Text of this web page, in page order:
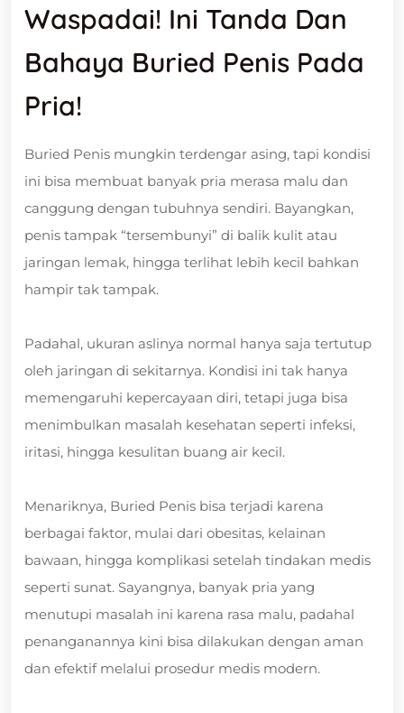
Waspadai! Ini Tanda Dan
Bahaya Buried Penis Pada
Pria!
Buried Penis mungkin terdengar asing, tapi kondisi
ini bisa membuat banyak pria merasa malu dan
canggung dengan tubuhnya sendiri. Bayangkan,
penis tampak “tersembunyi” di balik kulit atau
jaringan lemak, hingga terlihat lebih kecil bahkan
hampir tak tampak.
Padahal, ukuran aslinya normal hanya saja tertutup
oleh jaringan di sekitarnya. Kondisi ini tak hanya
memengaruhi kepercayaan diri, tetapi juga bisa
menimbulkan masalah kesehatan seperti infeksi,
iritasi, hingga kesulitan buang air kecil.
Menariknya, Buried Penis bisa terjadi karena
berbagai faktor, mulai dari obesitas, kelainan
bawaan, hingga komplikasi setelah tindakan medis
seperti sunat. Sayangnya, banyak pria yang
menutupi masalah ini karena rasa malu, padahal
penanganannya kini bisa dilakukan dengan aman
dan efektif melalui prosedur medis modern.